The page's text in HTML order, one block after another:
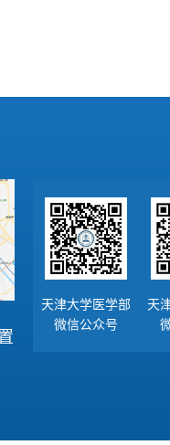
天津大学医学部
微信公众号
天